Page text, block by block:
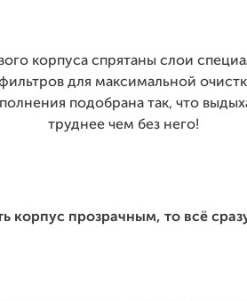
корпуса спрятаны слои
для максимальной
подобрана так, что
труднее чем без него!
корпус прозрачным, то всё